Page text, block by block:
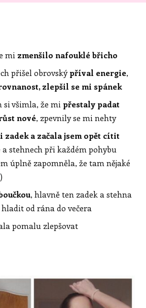
mi zmenšilo nafouklé břicho
přišel obrovskýpříval energie,
zlepšil se mi spánek
si všimla, že mi přestaly padat
nové, zpevnily se mi nehty
zadek a začala jsem opět cítit
a stehnech při každém pohybu
úplně zapomněla, že tam nějaké
)
, hlavně ten zadek a stehna
od rána do večera
pomalu zlepšovat